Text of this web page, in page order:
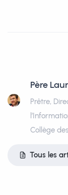
Père
Prêtre,
Collège
Tous les